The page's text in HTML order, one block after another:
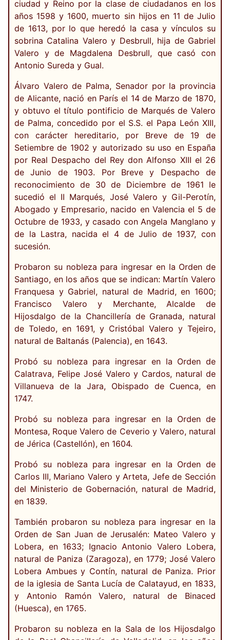
ciudad y Reino por la clase de ciudadanos en los
años 1598 y 1600, muerto sin hijos en 11 de Julio
de 1613, por lo que heredó la casa y vínculos su
sobrina Catalina Valero y Desbrull, hija de Gabriel
Valero y de Magdalena Desbrull, que casó con
Antonio Sureda y Gual.
Álvaro Valero de Palma, Senador por la provincia
de Alicante, nació en París el 14 de Marzo de 1870,
y obtuvo el título pontificio de Marqués de Valero
de Palma, concedido por el S.S. el Papa León XIII,
con carácter hereditario, por Breve de 19 de
Setiembre de 1902 y autorizado su uso en España
por Real Despacho del Rey don Alfonso XIII el 26
de Junio de 1903. Por Breve y Despacho de
reconocimiento de 30 de Diciembre de 1961 le
sucedió el II Marqués, José Valero y Gil-Perotín,
Abogado y Empresario, nacido en Valencia el 5 de
Octubre de 1933, y casado con Angela Manglano y
de la Lastra, nacida el 4 de Julio de 1937, con
sucesión.
Probaron su nobleza para ingresar en la Orden de
Santiago, en los años que se indican: Martín Valero
Franquesa y Gabriel, natural de Madrid, en 1600;
Francisco Valero y Merchante, Alcalde de
Hijosdalgo de la Chancillería de Granada, natural
de Toledo, en 1691, y Cristóbal Valero y Tejeiro,
natural de Baltanás (Palencia), en 1643.
Probó su nobleza para ingresar en la Orden de
Calatrava, Felipe José Valero y Cardos, natural de
Villanueva de la Jara, Obispado de Cuenca, en
1747.
Probó su nobleza para ingresar en la Orden de
Montesa, Roque Valero de Ceverio y Valero, natural
de Jérica (Castellón), en 1604.
Probó su nobleza para ingresar en la Orden de
Carlos III, Mariano Valero y Arteta, Jefe de Sección
del Ministerio de Gobernación, natural de Madrid,
en 1839.
También probaron su nobleza para ingresar en la
Orden de San Juan de Jerusalén: Mateo Valero y
Lobera, en 1633; Ignacio Antonio Valero Lobera,
natural de Paniza (Zaragoza), en 1779; José Valero
Lobera Ambues y Contín, natural de Paniza. Prior
de la iglesia de Santa Lucía de Calatayud, en 1833,
y Antonio Ramón Valero, natural de Binaced
(Huesca), en 1765.
Probaron su nobleza en la Sala de los Hijosdalgo